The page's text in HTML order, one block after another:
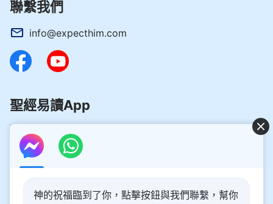
聯繫我們
info@expecthim.com
聖經易讀App
神的祝福臨到了你，點擊按鈕與我們聯繫，幫你